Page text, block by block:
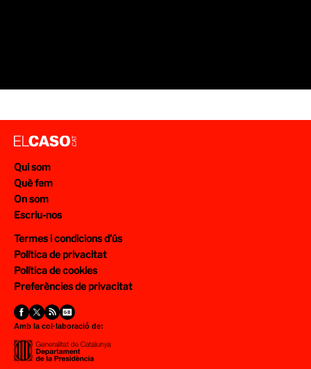
Qui som
Què fem
On som
Escriu-nos
Termes i condicions d’ús
Política de privacitat
Política de cookies
Preferències de privacitat
Amb la col·laboració de: